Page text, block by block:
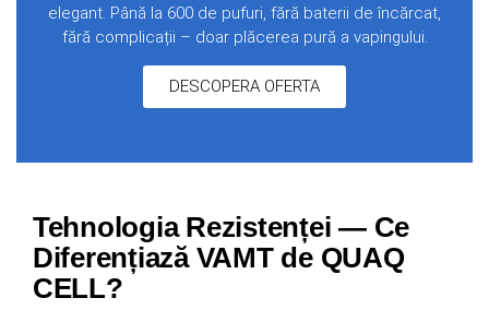
elegant. Până la 600 de pufuri, fără baterii de încărcat,
fără complicații – doar plăcerea pură a vapingului.
DESCOPERA OFERTA
Tehnologia Rezistenței — Ce
Diferențiază VAMT de QUAQ
CELL?